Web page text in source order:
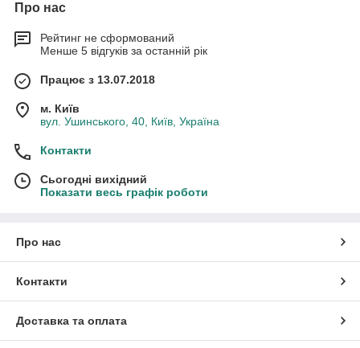
Про нас
Рейтинг не сформований
Менше 5 відгуків за останній рік
Працює з 13.07.2018
м. Київ
вул. Ушинського, 40, Київ, Україна
Контакти
Сьогодні вихідний
Показати весь графік роботи
Про нас
Контакти
Доставка та оплата